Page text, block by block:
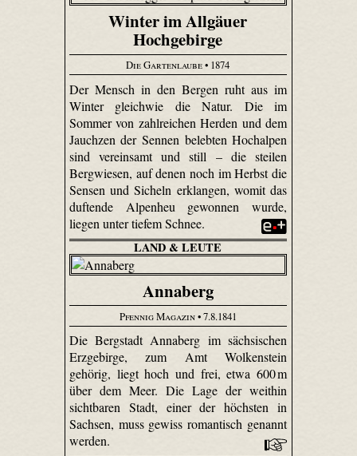
Winter im Allgäuer
Hochgebirge
Die Gartenlaube• 1874
Der Mensch in den Bergen ruht aus im
Winter gleichwie die Natur. Die im
Sommer von zahlreichen Herden und dem
Jauchzen der Sennen belebten Hochalpen
sind vereinsamt und still – die steilen
Bergwiesen, auf denen noch im Herbst die
Sensen und Sicheln erklangen, womit das
duftende Alpenheu gewonnen wurde,
liegen unter tiefem Schnee.
LAND & LEUTE
Annaberg
Pfennig Magazin• 7.8.1841
Die Bergstadt Annaberg im sächsischen
Erzgebirge, zum Amt Wolkenstein
gehörig, liegt hoch und frei, etwa 600 m
über dem Meer. Die Lage der weithin
sichtbaren Stadt, einer der höchsten in
Sachsen, muss gewiss romantisch genannt
werden.